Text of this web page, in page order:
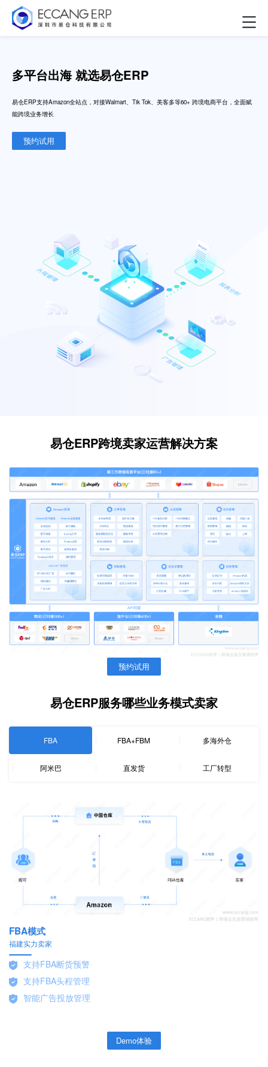
多平台出海 就选易仓ERP
易仓ERP支持Amazon全站点，对接Walmart、Tik Tok、美客多等60+ 跨境电商平台，全面赋
能跨境业务增长
预约试用
易仓ERP跨境卖家运营解决方案
预约试用
易仓ERP服务哪些业务模式卖家
FBA FBA+FBM 多海外仓
阿米巴 直发货 工厂转型
FBA模式
福建实力卖家
支持FBA断货预警
支持FBA头程管理
智能广告投放管理
Demo体验